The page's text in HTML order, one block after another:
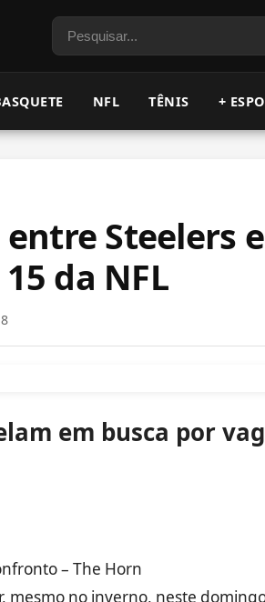
Pesquisar
NFL TÊNIS +
Steelers
da NFL
em busca por
– The Horn
mesmo no inverno, neste